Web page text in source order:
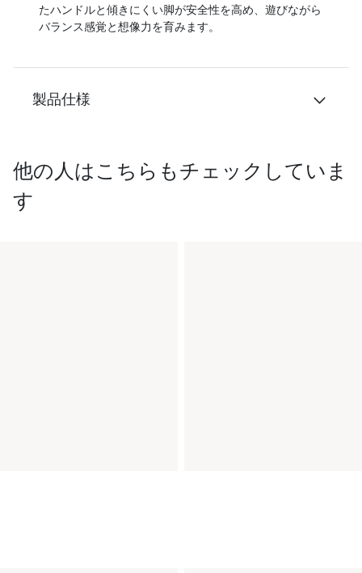
たハンドルと傾きにくい脚が安全性を高め、遊びながら
バランス感覚と想像力を育みます。
製品仕様
他の人はこちらもチェックしていま
す